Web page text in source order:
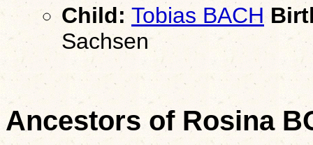
Child: Tobias BACH
Sachsen
Ancestors of Rosina